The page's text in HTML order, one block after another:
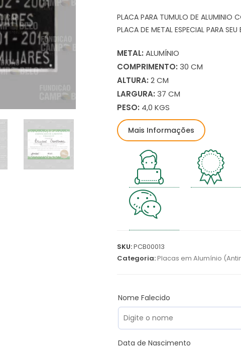
PLACA PARA TUMULO DE ALUMINIO
PLACA DE METAL ESPECIAL PARA SEU
METAL: ALUMÍNIO
COMPRIMENTO: 30 CM
ALTURA: 2 CM
LARGURA: 37 CM
PESO: 4,0 KGS
Mais Informações
SKU:PCB00013
Categoria:Placas em Alumínio
Nome Falecido
Data de Nascimento